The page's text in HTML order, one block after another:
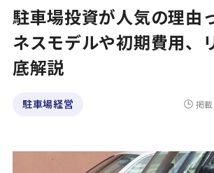
商品概要
7つのメリッ
商品概要
7つのメリット
事例
建築型トランクルーム
商品概要
6つのメリット
事例
よくあるご質問
ビルイン型トランクルーム
6つのメリット
契約の流れ
3つの活用方法を徹底比較
エリアリンクの4つの強み
駐車場投資が人気の理由
ネスモデルや初期費用、
底解説
駐車場経営 掲